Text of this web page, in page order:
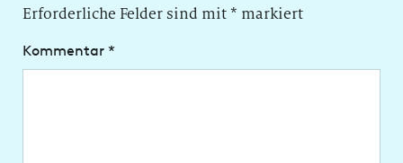
Erforderliche Felder sind mit* markiert
Kommentar *